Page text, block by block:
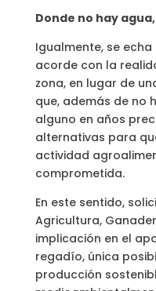
Donde no hay
Igualmente, se
acorde con la
zona, en lugar de
que, además de no
alguno en años
alternativas para
actividad
comprometida.
En este sentido,
Agricultura,
implicación en el
regadío, única
producción